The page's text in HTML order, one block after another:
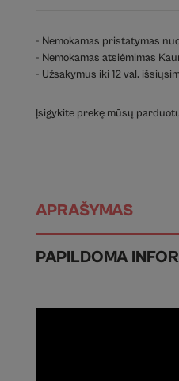
- Nemokamas pristatymas
- Nemokamas atsiėmimas
- Užsakymus iki 12 val.
Įsigykite prekę mūsų
APRAŠYMAS
PAPILDOMA